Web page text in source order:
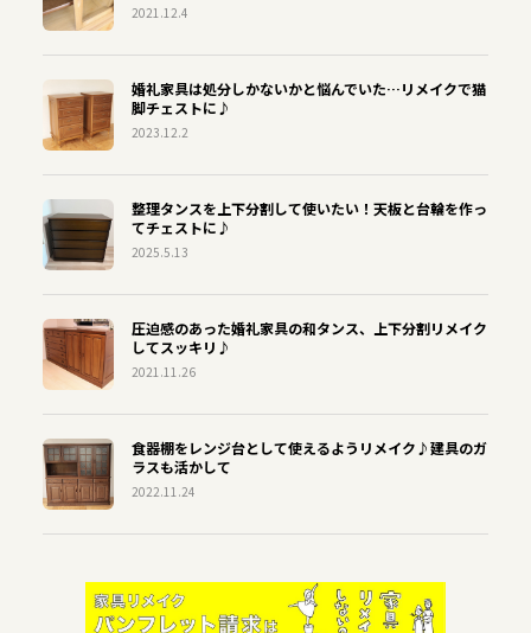
2021.12.4
婚礼家具は処分しかないかと悩んでいた…リメイクで猫
脚チェストに♪
2023.12.2
整理タンスを上下分割して使いたい！天板と台輪を作っ
てチェストに♪
2025.5.13
圧迫感のあった婚礼家具の和タンス、上下分割リメイク
してスッキリ♪
2021.11.26
食器棚をレンジ台として使えるようリメイク♪建具のガ
ラスも活かして
2022.11.24